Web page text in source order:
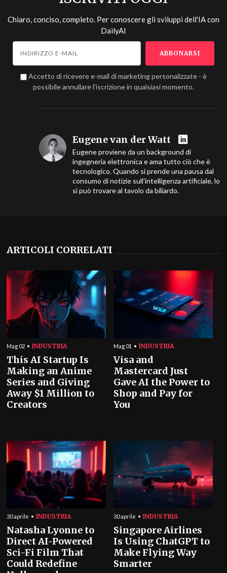
Chiaro, conciso, completo. Per conoscere gli sviluppi dell'IA con
DailyAI
Accetto di ricevere e-mail di marketing personalizzate - è
possibile annullare l'iscrizione in qualsiasi momento.
Eugene van der Watt
Eugene proviene da un background di
ingegneria elettronica e ama tutto ciò che è
tecnologico. Quando si prende una pausa dal
consumo di notizie sull'intelligenza artificiale, lo
si può trovare al tavolo da biliardo.
ARTICOLI CORRELATI
Mag 02 INDUSTRIA
This AI Startup Is
Making an Anime
Series and Giving
Away $1 Million to
Creators
Mag 01 INDUSTRIA
Visa and
Mastercard Just
Gave AI the Power to
Shop and Pay for
You
30 aprile INDUSTRIA
Natasha Lyonne to
Direct AI-Powered
Sci-Fi Film That
Could Redefine
30 aprile INDUSTRIA
Singapore Airlines
Is Using ChatGPT to
Make Flying Way
Smarter